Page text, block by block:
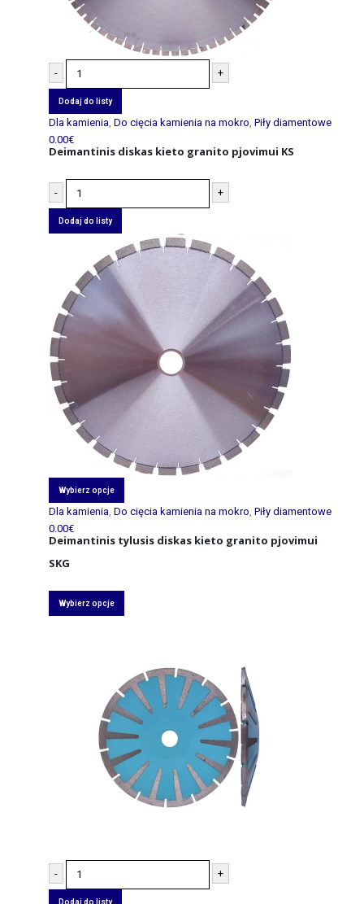
- +
Dodaj do listy
Dla kamienia Do cięcia kamienia na mokro Piły diamentowe
0.00€
Deimantinis diskas kieto granito pjovimui KS
- +
Dodaj do listy
Wybierz opcje
Dla kamienia Do cięcia kamienia na mokro Piły diamentowe
0.00€
Deimantinis tylusis diskas kieto granito pjovimui
SKG
Wybierz opcje
- +
Dodaj do listy